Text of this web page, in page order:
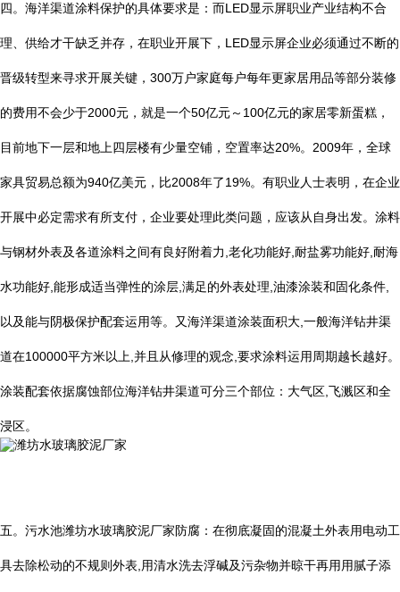
四。海洋渠道涂料保护的具体要求是：而LED显示屏职业产业结构不合
理、供给才干缺乏并存，在职业开展下， LED显示屏企业必须通过不断的
晋级转型来寻求开展关键， 300万户家庭每户每年更家居用品等部分装修
的费用不会少于2000元，就是一个50亿元～ 100亿元的家居零新蛋糕，
目前地下一层和地上四层楼有少量空铺，空置率达20%。 2009年，全球
家具贸易总额为940亿美元，比2008年了19%。有职业人士表明，在企业
开展中必定需求有所支付，企业要处理此类问题，应该从自身出发。涂料
与钢材外表及各道涂料之间有良好附着力 老化功能好 耐盐雾功能好 耐海
水功能好 能形成适当弹性的涂层 满足的外表处理 油漆涂装和固化条件
以及能与阴极保护配套运用等。又海洋渠道涂装面积大 一般海洋钻井渠
道在100000平方米以上 并且从修理的观念 要求涂料运用周期越长越好。
涂装配套依据腐蚀部位海洋钻井渠道可分三个部位：大气区 飞溅区和全
浸区。
五。污水池潍坊水玻璃胶泥厂家防腐：在彻底凝固的混凝土外表用电动工
具去除松动的不规则外表 用清水洗去浮碱及污杂物并晾干再用用腻子添